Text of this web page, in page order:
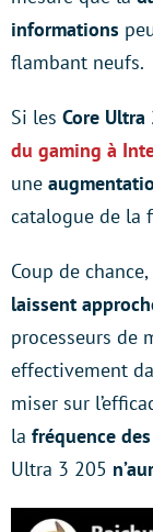
informations
flambant neufs.
Si les Core Ultra
du gaming à
une
catalogue de la
Coup de
laissent
processeurs de
effectivement
miser sur
la fréquence
Ultra 3 205